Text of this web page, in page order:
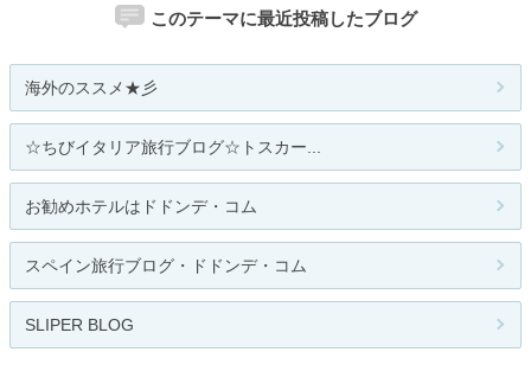
このテーマに最近投稿したブログ
海外のススメ★彡
☆ちびイタリア旅行ブログ☆トスカー...
お勧めホテルはドドンデ・コム
スペイン旅行ブログ・ドドンデ・コム
SLIPER BLOG